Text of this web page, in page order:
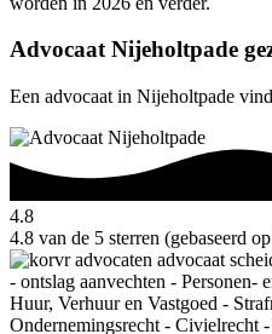
Advocaat Nijeholtpade
Een advocaat in Nijeholtpade
4.8
4.8 van de 5 sterren (gebaseerd op